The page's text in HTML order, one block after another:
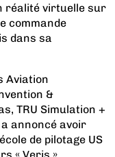
réalité virtuelle sur
commande
dans sa
Aviation
&
TRU Simulation +
annoncé avoir
de pilotage US